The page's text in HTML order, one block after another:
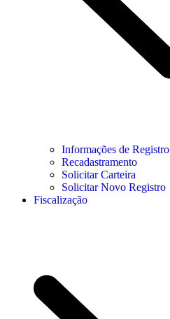
Informações de Registro
Recadastramento
Solicitar Carteira
Solicitar Novo Registro
Fiscalização